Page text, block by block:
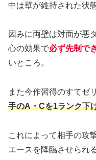
中は壁が維持された状
因みに両壁は対面が悪
心の効果で必ず先制で
いところ。
また今作習得のすてゼ
手のA・Cを1ランク下
これによって相手の攻
エースを降臨させられ